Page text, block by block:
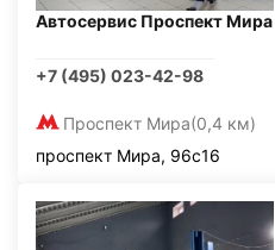
Автосервис Проспект Мира
+7 (495) 023-42-98
Проспект Мира(0,4 км)
проспект Мира, 96с16